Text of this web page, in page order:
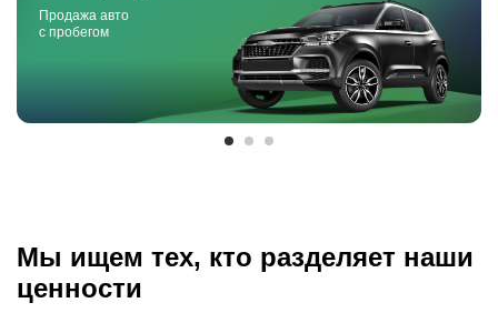
Продажа авто
с пробегом
Мы ищем тех, кто разделяет наши
ценности